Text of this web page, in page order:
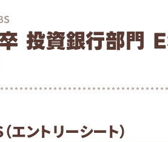
投資銀行部門
エントリーシート）